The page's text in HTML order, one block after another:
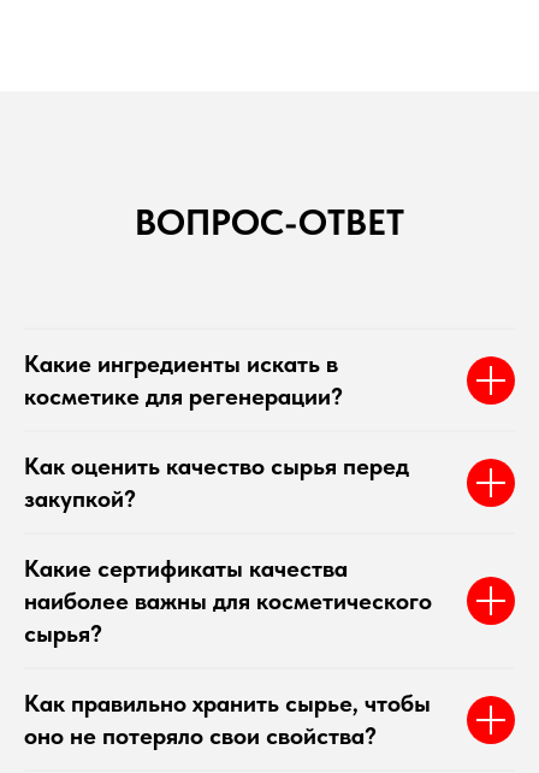
ВОПРОС-ОТВЕТ
Какие ингредиенты искать в
косметике для регенерации?
Как оценить качество сырья перед
закупкой?
Какие сертификаты качества
наиболее важны для косметического
сырья?
Как правильно хранить сырье, чтобы
оно не потеряло свои свойства?